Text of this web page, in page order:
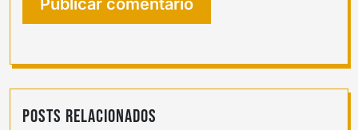
Posts Relacionados